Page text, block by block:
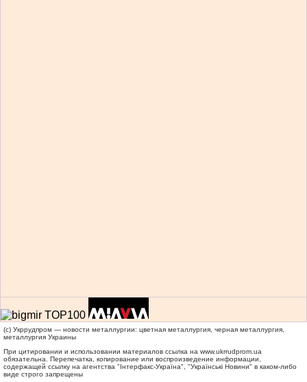
(c) Укррудпром — новости металлургии: цветная металлургия, черная металлургия,
металлургия Украины
При цитировании и использовании материалов ссылка на www.ukrrudprom.ua
обязательна. Перепечатка, копирование или воспроизведение информации,
содержащей ссылку на агентства "Iнтерфакс-Україна", "Українськi Новини" в каком-либо
виде строго запрещены